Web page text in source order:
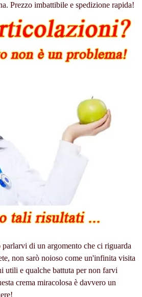
Prezzo imbattibile e spedizione rapida!
di un argomento che ci riguarda
non sarò noioso come un'infinita visita
utili e qualche battuta per non farvi
crema miracolosa è davvero un